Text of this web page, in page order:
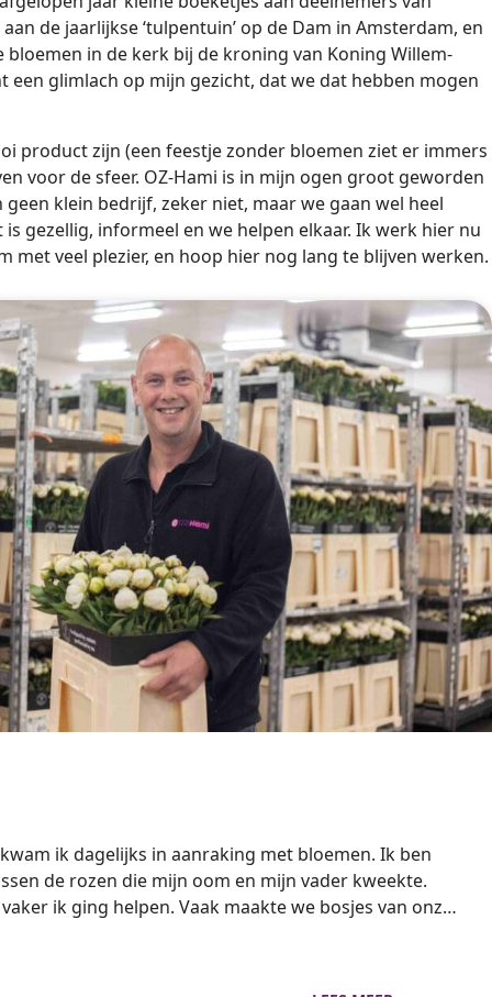
de jaarlijkse ‘tulpentuin’ op de Dam in Amsterdam, en
in de kerk bij de kroning van Koning Willem-
een glimlach op mijn gezicht, dat we dat hebben mogen
product zijn (een feestje zonder bloemen ziet er immers
voor de sfeer. OZ-Hami is in mijn ogen groot geworden
klein bedrijf, zeker niet, maar we gaan wel heel
gezellig, informeel en we helpen elkaar. Ik werk hier nu
met veel plezier, en hoop hier nog lang te blijven werken.
ik dagelijks in aanraking met bloemen. Ik ben
de rozen die mijn oom en mijn vader kweekte.
ik ging helpen. Vaak maakte we bosjes van onze